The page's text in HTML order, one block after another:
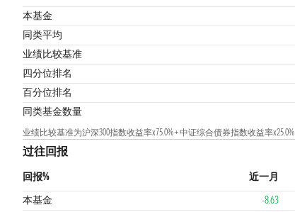
本基金
同类平均
业绩比较基准
四分位排名
1
百分位排名
同类基金数量
业绩比较基准为沪深300指数收益率x75.0% + 中证综合债券指数收益率x25.0%
过往回报
回报% 近一月
本基金
-8.63